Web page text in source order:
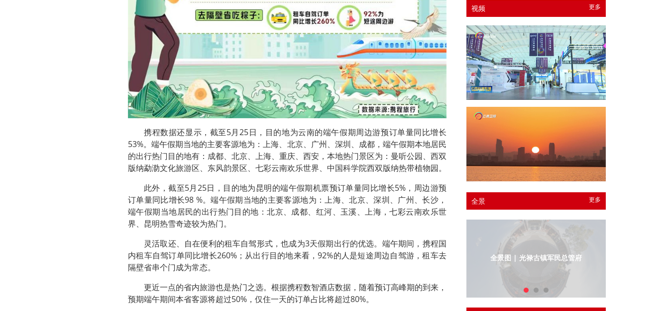
携程数据还显示，截至5月25日，目的地为云南的端午假期周边游预订单量同比增长
53%。端午假期当地的主要客源地为：上海、北京、广州、深圳、成都，端午假期本地居民
的出行热门目的地有：成都、北京、上海、重庆、西安，本地热门景区为：曼听公园、西双
版纳勐泐文化旅游区、东风韵景区、七彩云南欢乐世界、中国科学院西双版纳热带植物园。
此外，截至5月25日， 目的地为昆明的端午假期机票预订单量同比增长5%，周边游预
订单量同比增长98 %。端午假期当地的主要客源地为：上海、北京、深圳、广州、长沙，
端午假期当地居民的出行热门目的地：北京、成都、红河、玉溪、上海，七彩云南欢乐世
界、昆明热雪奇迹较为热门。
灵活取还、自在便利的租车自驾形式，也成为3天假期出行的优选。端午期间，携程国
内租车自驾订单同比增长260%；从出行目的地来看，92%的人是短途周边自驾游，租车去
隔壁省串个门成为常态。
更近一点的省内旅游也是热门之选。根据携程数智酒店数据，随着预订高峰期的到来，
预期端午期间本省客源将超过50%，仅住一天的订单占比将超过80%。
更多
视频
更多
全景
全景图 | 光禄古镇军民总管府